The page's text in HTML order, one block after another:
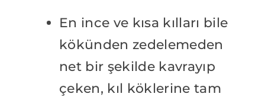
En ince ve kısa kılları bile
kökünden zedelemeden
net bir şekilde kavrayıp
çeken, kıl köklerine tam